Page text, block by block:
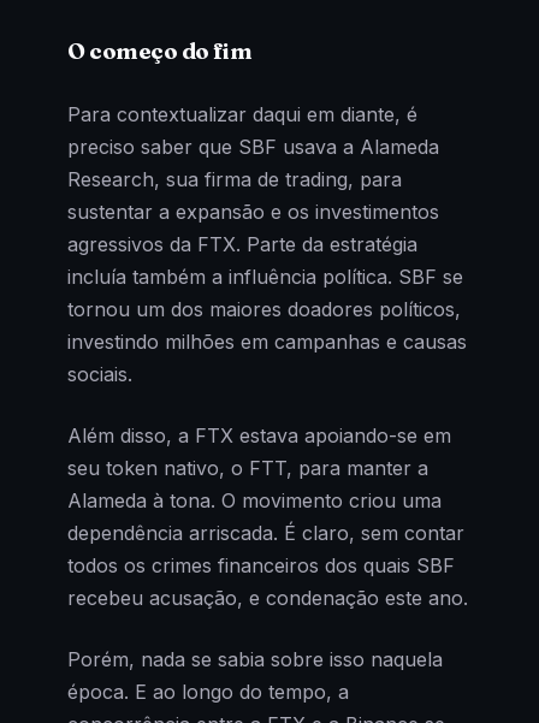
O começo do fim
Para contextualizar daqui em diante, é
preciso saber que SBF usava a Alameda
Research, sua firma de trading, para
sustentar a expansão e os investimentos
agressivos da FTX. Parte da estratégia
incluía também a influência política. SBF se
tornou um dos maiores doadores políticos,
investindo milhões em campanhas e causas
sociais.
Além disso, a FTX estava apoiando-se em
seu token nativo, o FTT, para manter a
Alameda à tona. O movimento criou uma
dependência arriscada. É claro, sem contar
todos os crimes financeiros dos quais SBF
recebeu acusação, e condenação este ano.
Porém, nada se sabia sobre isso naquela
época. E ao longo do tempo, a